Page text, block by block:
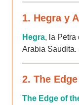
1. Hegra y
Hegra, la Petra
Arabia Saudita.
2. The
The Edge of